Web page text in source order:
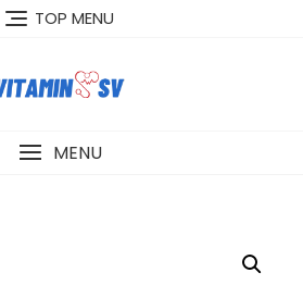
TOP MENU
MENU